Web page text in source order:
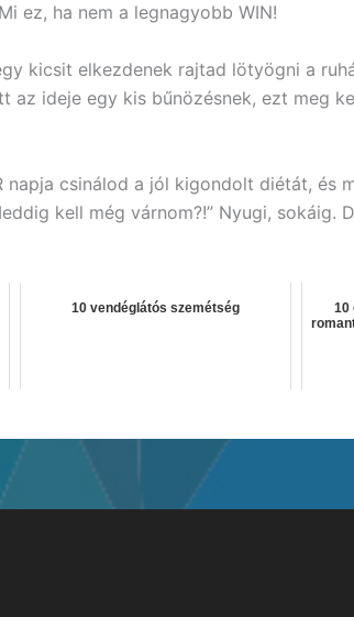
ez, ha nem a legnagyobb WIN!
kicsit elkezdenek rajtad lötyögni a
az ideje egy kis bűnözésnek, ezt meg
napja csinálod a jól kigondolt diétát, és
kell még várnom?!” Nyugi, sokáig.
10 vendéglátós szemétség
10